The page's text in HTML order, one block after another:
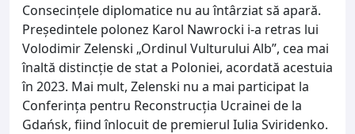
Consecințele diplomatice nu au întârziat să apară.
Președintele polonez Karol Nawrocki i-a retras lui
Volodimir Zelenski „Ordinul Vulturului Alb”, cea mai
înaltă distincție de stat a Poloniei, acordată acestuia
în 2023. Mai mult, Zelenski nu a mai participat la
Conferința pentru Reconstrucția Ucrainei de la
Gdańsk, fiind înlocuit de premierul Iulia Sviridenko.